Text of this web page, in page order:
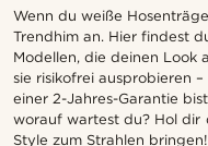
Wenn du weiße
Trendhim an. Hier findest
Modellen, die deinen Look
sie risikofrei ausprobieren
einer 2-Jahres-Garantie
worauf wartest du? Hol dir
Style zum Strahlen bringen!